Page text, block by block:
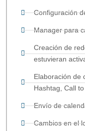
Configuración
Manager para
Creación de
estuvieran
Elaboración de
Hashtag, Call
Envío de
Cambios en el